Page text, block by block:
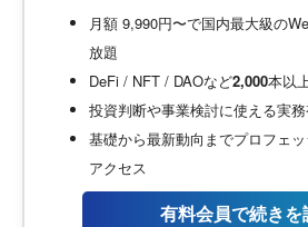
月額 9,990円〜で国内最大級の
放題
DeFi / NFT / DAOなど2,000本以
投資判断や事業検討に使える実
基礎から最新動向までプロフェ
アクセス
有料会員で続きを